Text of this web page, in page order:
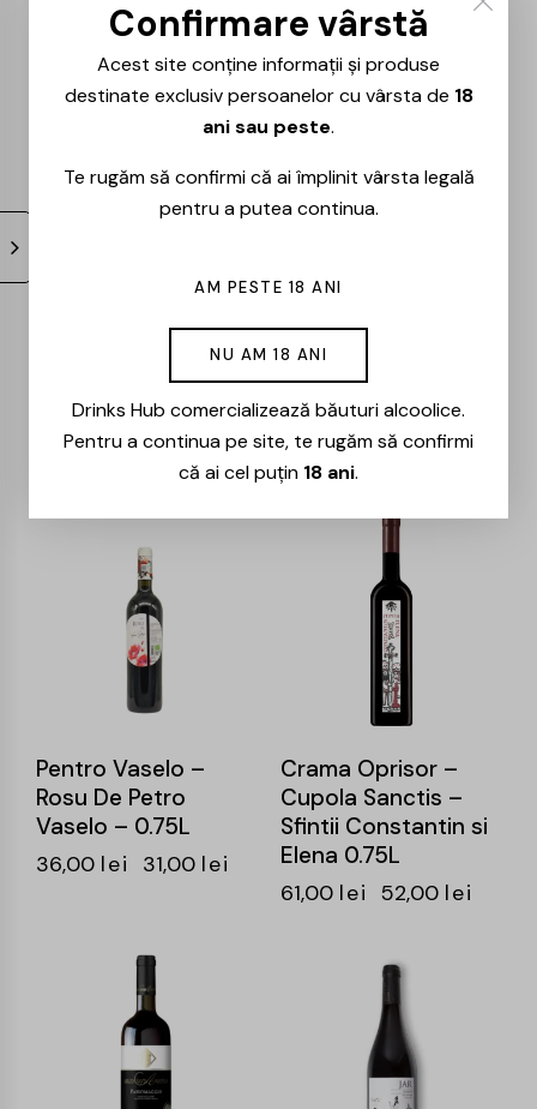
lei 101,00lei 91,00 lei 77,00
Univers – Merlot –
0.75L
61,00lei 52,00lei
-15%
Cote – Rouge –
Cabernet Sauvignon
& Merlot – 0.75l
74,00lei 63,00lei
Pentro Vaselo –
Rosu De Petro
Vaselo – 0.75L
36,00 lei 31,00 lei
Crama Oprisor –
Cupola Sanctis –
Sfintii Constantin si
Elena 0.75L
61,00 lei 52,00 lei
Confirmare vârstă
Acest site conține informații și produse
destinate exclusiv persoanelor cu vârsta de 18
ani sau peste.
Te rugăm să confirmi că ai împlinit vârsta legală
pentru a putea continua.
AM PESTE 18 ANI
NU AM 18 ANI
Drinks Hub comercializează băuturi alcoolice.
Pentru a continua pe site, te rugăm să confirmi
că ai cel puțin 18 ani.